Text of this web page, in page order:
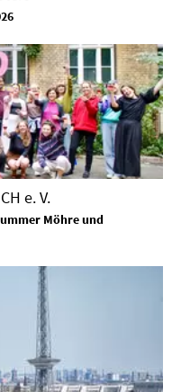
e. V.
Möhre und